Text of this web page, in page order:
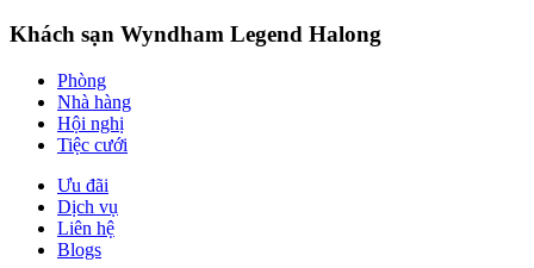
Khách sạn Wyndham Legend Halong
Phòng
Nhà hàng
Hội nghị
Tiệc cưới
Ưu đãi
Dịch vụ
Liên hệ
Blogs